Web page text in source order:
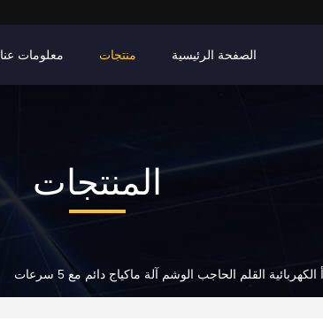
الصفحة الرئيسية منتجات معلومات عنا
المنتجات
القلم الحاجب الوشم آلة ماكياج دائم مع 5 سرعات